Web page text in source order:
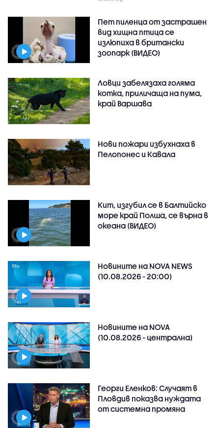
Пет пиленца от застрашен
вид хищна птица се
излюпиха в британски
зоопарк (ВИДЕО)
Ловци забелязаха голяма
котка, приличаща на пума,
край Варшава
Нови пожари избухнаха в
Пелопонес и Кавала
Кит, изгубил се в Балтийско
море край Полша, се върна в
океана (ВИДЕО)
Новините на NOVA NEWS
(10.08.2026 - 20:00)
Новините на NOVA
(10.08.2026 - централна)
Георги Еленков: Случаят в
Пловдив показва нуждата
от системна промяна